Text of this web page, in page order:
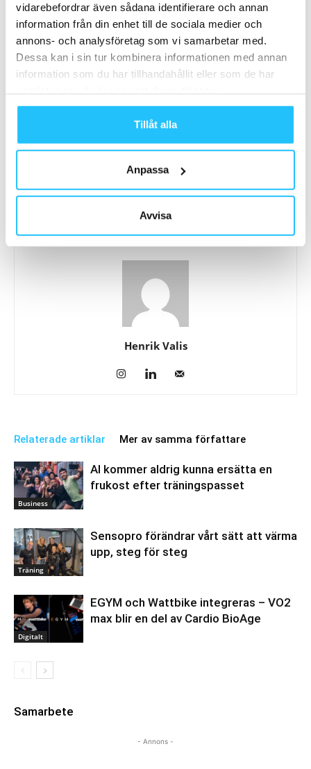
vidarebefordrar även sådana identifierare och annan
information från din enhet till de sociala medier och
annons- och analysföretag som vi samarbetar med.
Dessa kan i sin tur kombinera informationen med annan
information som du har tillhandahållit eller som de har
Tillåt alla
Anpassa
Avvisa
Apollo Sports blir ny partner till
Sweaty Business –
BRP söker Digital Marketing
Specialist
Henrik Valis
Relaterade artiklar Mer av samma författare
Business
AI kommer aldrig kunna ersätta en
frukost efter träningspasset
Träning
Sensopro förändrar vårt sätt att värma
upp, steg för steg
Digitalt
EGYM och Wattbike integreras – VO2
max blir en del av Cardio BioAge
Samarbete
- Annons -